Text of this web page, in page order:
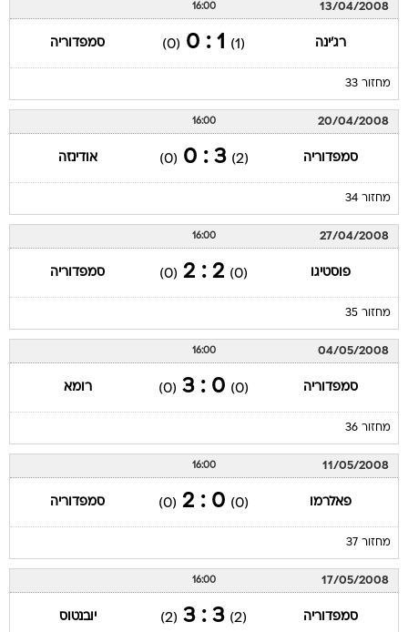
13/04/2008
16:00
רג'ינה (1)
1 : 0
(0) סמפדוריה
מחזור 33
20/04/2008
16:00
סמפדוריה (2)
3 : 0
(0) אודינזה
מחזור 34
27/04/2008
16:00
פוסטיגו (0)
2 : 2
(0) סמפדוריה
מחזור 35
04/05/2008
16:00
סמפדוריה (0)
0 : 3
(0) רומא
מחזור 36
11/05/2008
16:00
פאלרמו (0)
0 : 2
(0) סמפדוריה
מחזור 37
17/05/2008
16:00
סמפדוריה (2)
3 : 3
(2) יובנטוס